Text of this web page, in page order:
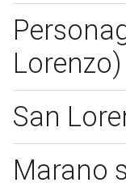
San
Marano